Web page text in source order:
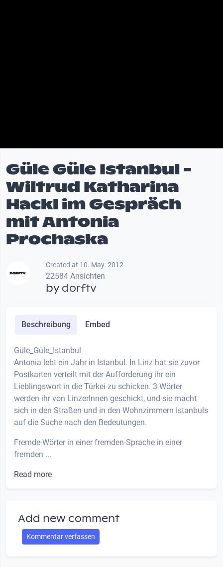
Güle Güle Istanbul -
Wiltrud Katharina
Hackl im Gespräch
mit Antonia
Prochaska
Created at 10. May. 2012
22584 Ansichten
bydorftv
Beschreibung Embed
Güle_Güle_Istanbul
Antonia lebt ein Jahr in Istanbul. In Linz hat sie zuvor
Postkarten verteilt mit der Aufforderung ihr ein
Lieblingswort in die Türkei zu schicken. 3 Wörter
werden ihr von LinzerInnen geschickt, und sie macht
sich in den Straßen und in den Wohnzimmern Istanbuls
auf die Suche nach den Bedeutungen.
Fremde-Wörter in einer fremden-Sprache in einer
fremden ...
Read more
Add new comment
Kommentar verfassen